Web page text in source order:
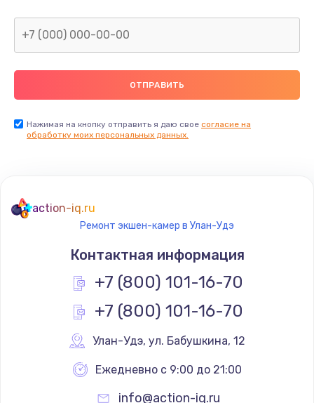
Нажимая на кнопку отправить я даю свое согласие на
обработку моих персональных данных.
action-iq.ru
Ремонт экшен-камер в Улан-Удэ
Контактная информация
+7 (800) 101-16-70
+7 (800) 101-16-70
Улан-Удэ, ул. Бабушкина, 12
Ежедневно с 9:00 до 21:00
info@action-iq.ru